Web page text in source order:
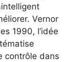
Vernor
1990, l’idée
contrôle dans